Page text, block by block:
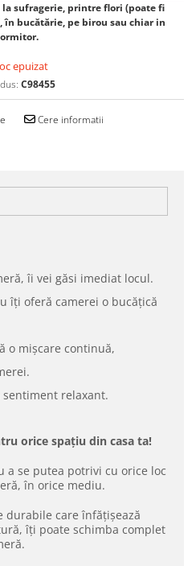
sufragerie, printre flori (poate fi
bucătărie, pe birou sau chiar in
epuizat
C98455
Cere informatii
îi vei găsi imediat locul.
îți oferă camerei o bucățică
o mișcare continuă,
relaxant.
orice spațiu din casa ta!
a se putea potrivi cu orice loc
în orice mediu.
durabile care înfățișează
îți poate schimba complet